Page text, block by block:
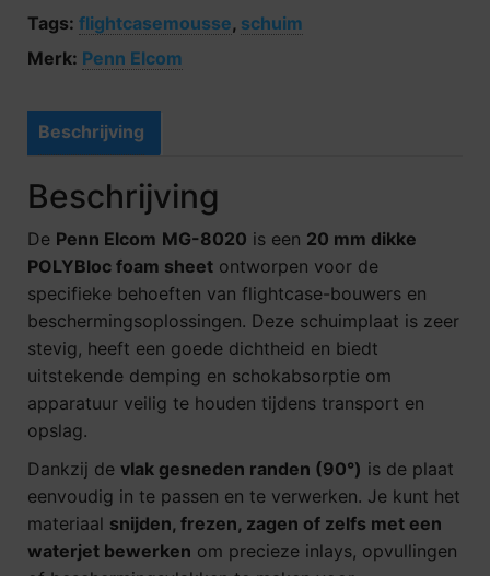
Tags: flightcasemousse, schuim
Merk: Penn Elcom
Beschrijving
Beschrijving
De Penn Elcom MG-8020 is een 20 mm dikke
POLYBloc foam sheet ontworpen voor de
specifieke behoeften van flightcase-bouwers en
beschermingsoplossingen. Deze schuimplaat is zeer
stevig, heeft een goede dichtheid en biedt
uitstekende demping en schokabsorptie om
apparatuur veilig te houden tijdens transport en
opslag.
Dankzij de vlak gesneden randen (90°) is de plaat
eenvoudig in te passen en te verwerken. Je kunt het
materiaal snijden, frezen, zagen of zelfs met een
waterjet bewerken om precieze inlays, opvullingen